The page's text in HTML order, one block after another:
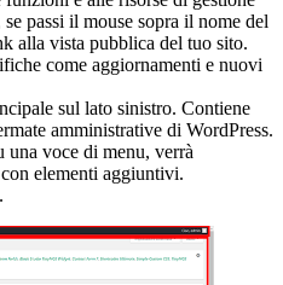
passi il mouse sopra il nome del
alla vista pubblica del tuo sito.
come aggiornamenti e nuovi
sul lato sinistro. Contiene
amministrative di WordPress.
una voce di menu, verrà
elementi aggiuntivi.